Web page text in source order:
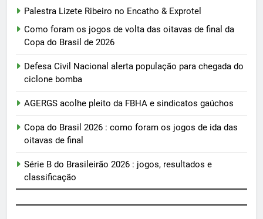
Palestra Lizete Ribeiro no Encatho & Exprotel
Como foram os jogos de volta das oitavas de final da
Copa do Brasil de 2026
Defesa Civil Nacional alerta população para chegada do
ciclone bomba
AGERGS acolhe pleito da FBHA e sindicatos gaúchos
Copa do Brasil 2026 : como foram os jogos de ida das
oitavas de final
Série B do Brasileirão 2026 : jogos, resultados e
classificação